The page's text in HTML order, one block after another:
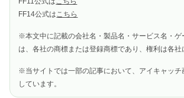
FF14公式は こちら
※本文中に記載の会社名・製品名・サービス名・ゲ
は、各社の商標または登録商標であり、権利は各社
※当サイトでは一部の記事において、アイキャッチ
しています。